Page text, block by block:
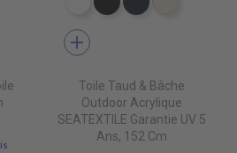
CLAIRFONCE
MARBRE WOOD
MARBRE BLACKPR0500 WHITE
PR0600 BLACK
PR0560
add
Toile Taud & Bâche
Outdoor Acrylique
SEATEXTILE Garantie UV 5
Ans, 152 Cm